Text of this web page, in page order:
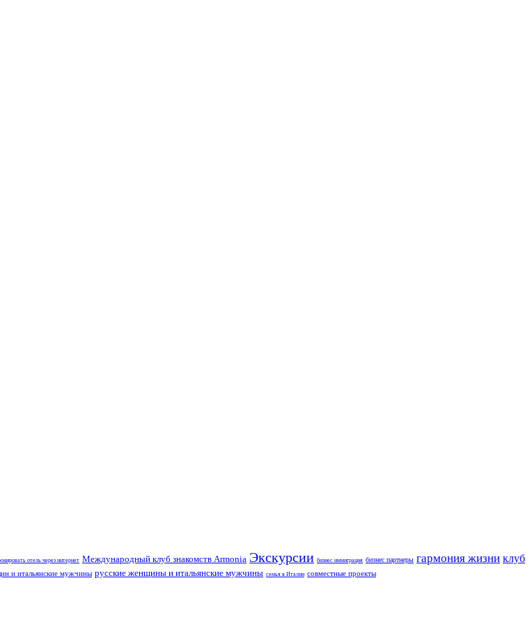
отель через интернет Международный клуб знакомств Armonia Экскурсии бизнес иммиграция бизнес партнеры гармония жизни клуб
и итальянские мужчины русские женщины и итальянские мужчины семья в Италии совместные проекты